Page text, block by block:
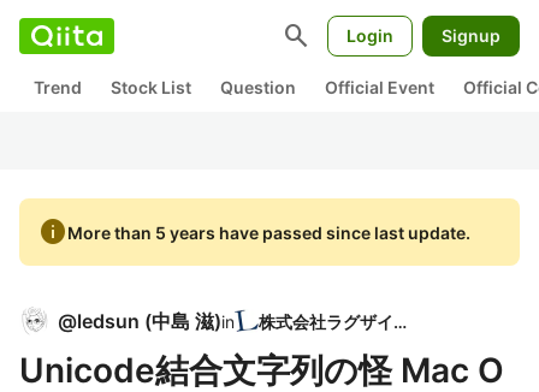
search Login Signup
Trend Stock List Question Official Event Official
infoMore than 5 years have passed since last update.
@ledsun (中島 滋)in 株式会社ラグザイア
Unicode結合文字列の怪 Mac O